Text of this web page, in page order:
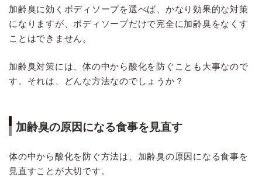
加齢臭に効くボディソープを選べば、かなり効果的な対策
になりますが、ボディソープだけで完全に加齢臭をなくす
ことはできません。
加齢臭対策には、体の中から酸化を防ぐことも大事なので
す。それは、どんな方法なのでしょうか？
加齢臭の原因になる食事を見直す
体の中から酸化を防ぐ方法は、加齢臭の原因になる食事を
見直すことが大切です。